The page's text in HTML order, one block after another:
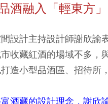
酒融入「輕東方
設計主持設計師謝欣諭
收藏紅酒的場域不多，
造小型品酒區、招待所
酒藏的設計理念，謝欣